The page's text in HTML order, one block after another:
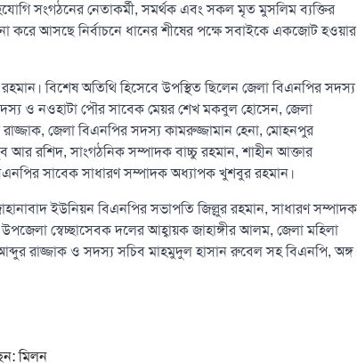
সংগঠনের নেতাকর্মী, সমর্থক এবং সকল মৃত মুসলিম ব্যক্তির
করে আসছে নির্বাচনে ধানের শীষের পক্ষে সবাইকে একজোট হওয়ার
বিশেষ অতিথি হিসেবে উপস্থিত ছিলেন জেলা বিএনপির সদস্য
ও নওহাটা পৌর সাবেক মেয়র শেখ মকবুল হোসেন, জেলা
জেলা বিএনপির সদস্য কামরুজ্জামান হেনা, মোহনপুর
রশিদ, সাংগঠনিক সম্পাদক বাচ্চু রহমান, শাহীন আক্তার
সাবেক সাধারণ সম্পাদক অধ্যাপক খুশবুর রহমান।
ইউনিয়ন বিএনপির সভাপতি জিল্লুর রহমান, সাধারণ সম্পাদক
স্বেচ্ছাসেবক দলের আহ্বায়ক জাহাঙ্গীর আলম, জেলা মহিলা
রাজ্জাক ও সদস্য সচিব মাহমুদুল হাসান রুবেল সহ বিএনপি, অঙ্গ
মিলন